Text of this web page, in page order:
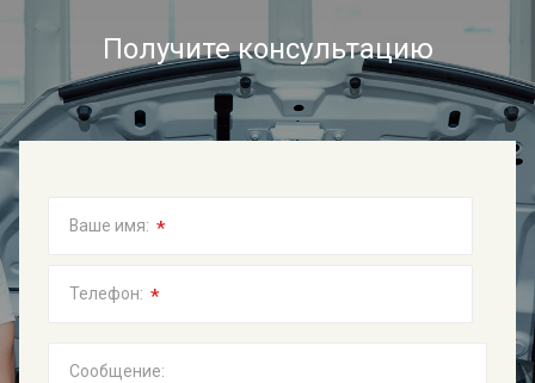
Получите консультацию
Ваше имя: *
Телефон: *
Сообщение: